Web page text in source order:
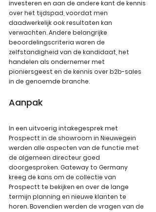
investeren en aan de andere kant de kennis
over het tijdspad, voordat men
daadwerkelijk ook resultaten kan
verwachten. Andere belangrijke
beoordelingscriteria waren de
zelfstandigheid van de kandidaat, het
handelen als ondernemer met
pioniersgeest en de kennis over b2b-sales
in de genoemde branche.
Aanpak
In een uitvoerig intakegesprek met
Prospectt in de showroom in Nieuwegein
werden alle aspecten van de functie met
de algemeen directeur goed
doorgesproken. Gateway to Germany
kreeg de kans om de collectie van
Prospectt te bekijken en over de lange
termijn planning en nieuwe klanten te
horen. Bovendien werden de vragen van de